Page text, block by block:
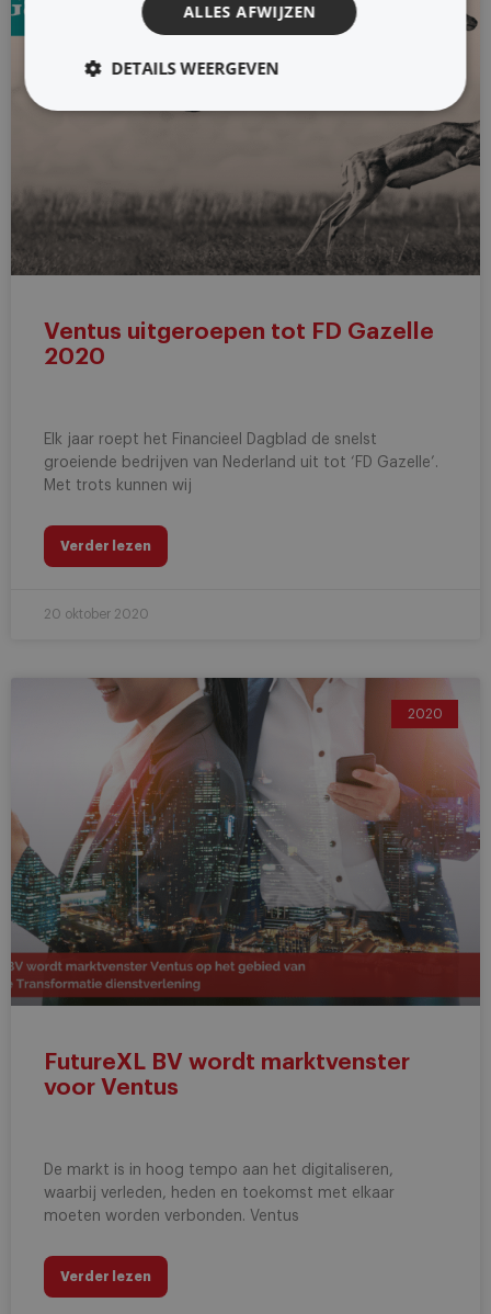
Ventus uitgeroepen tot FD Gazelle
2020
Elk jaar roept het Financieel Dagblad de snelst
groeiende bedrijven van Nederland uit tot ‘FD Gazelle’.
Met trots kunnen wij
Verder lezen
20 oktober 2020
2020
FutureXL BV wordt marktvenster
voor Ventus
De markt is in hoog tempo aan het digitaliseren,
waarbij verleden, heden en toekomst met elkaar
moeten worden verbonden. Ventus
Verder lezen
ALLES AFWIJZEN
DETAILS WEERGEVEN